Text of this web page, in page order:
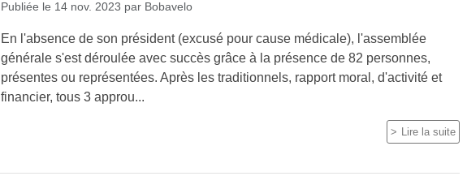
Publiée le 14 nov. 2023 par Bobavelo
En l'absence de son président (excusé pour cause médicale), l'assemblée
générale s'est déroulée avec succès grâce à la présence de 82 personnes,
présentes ou représentées. Après les traditionnels, rapport moral, d'activité et
financier, tous 3 approu...
Lire la suite